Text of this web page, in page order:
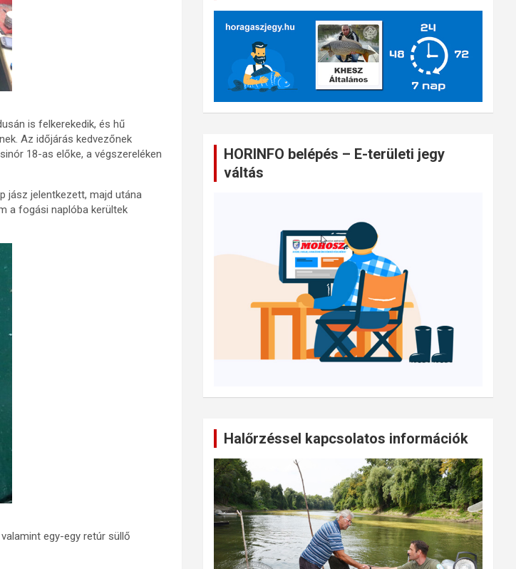
is felkerekedik, és hű
Az időjárás kedvezőnek
18-as előke, a végszereléken
jász jelentkezett, majd utána
a fogási naplóba kerültek
egy-egy retúr süllő
HORINFO belépés – E-területi jegy
váltás
Halőrzéssel kapcsolatos információk